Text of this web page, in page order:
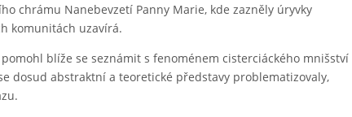
chrámu Nanebevzetí Panny Marie, kde zazněly úryvky
komunitách uzavírá.
blíže se seznámit s fenoménem cisterciáckého mnišství
dosud abstraktní a teoretické představy problematizovaly,